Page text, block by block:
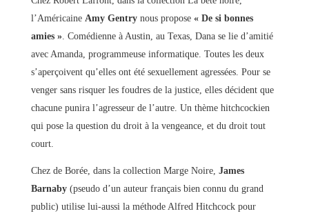
l’Américaine Amy Gentrynous propose « De si bonnes
amies ». Comédienne à Austin, au Texas, Dana se lie d’amitié
avec Amanda, programmeuse informatique. Toutes les deux
s’aperçoivent qu’elles ont été sexuellement agressées. Pour se
venger sans risquer les foudres de la justice, elles décident que
chacune punira l’agresseur de l’autre. Un thème hitchcockien
qui pose la question du droit à la vengeance, et du droit tout
court.
Chez de Borée, dans la collection Marge Noire, James
Barnaby(pseudo d’un auteur français bien connu du grand
public) utilise lui-aussi la méthode Alfred Hitchcock pour